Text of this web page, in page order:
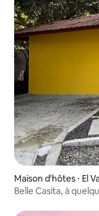
Maison d'hôtes ⋅ El
Belle Casita, à